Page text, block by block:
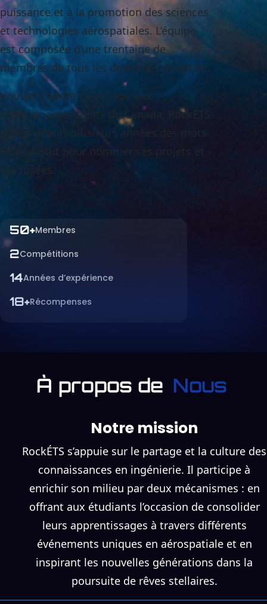
puissance et à la promotion des sciences
et technologies aérospatiales. L’équipe
est composée d’une trentaine de
membres de tous les domaines du génie.
Voulant rendre hommage aux
communautés Inuits du Canada, RockÉTS
utilise depuis plusieurs années des mots
en inuktitut pour nommer ses projets et
ses fusées.
50+Membres
2Compétitions
14Années d’expérience
18+Récompenses
À propos de Nous
Notre mission
RockÉTS s’appuie sur le partage et la culture des
connaissances en ingénierie. Il participe à
enrichir son milieu par deux mécanismes : en
offrant aux étudiants l’occasion de consolider
leurs apprentissages à travers différents
événements uniques en aérospatiale et en
inspirant les nouvelles générations dans la
poursuite de rêves stellaires.